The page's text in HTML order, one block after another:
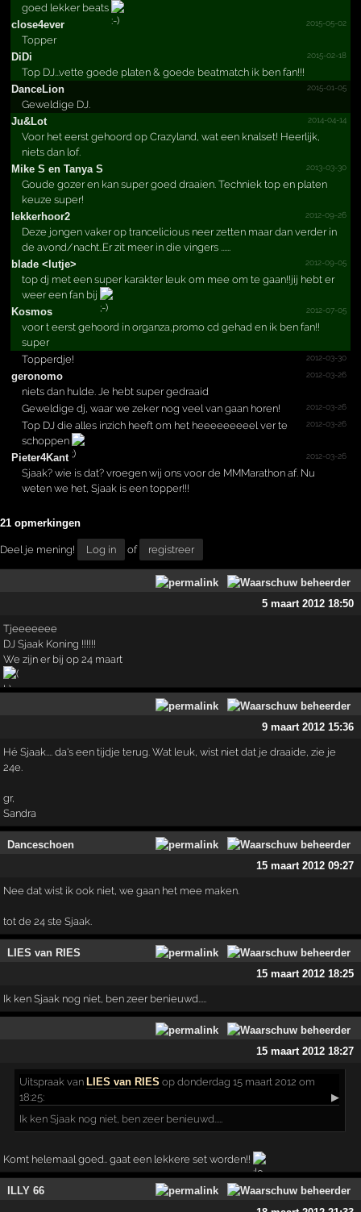
goed lekker beats
close4ever
2015-05-02
Topper
DiDi
2015-02-18
Top DJ...vette goede platen & goede beatmatch ik ben fan!!!
DanceLion
2015-01-05
Geweldige DJ.
Ju&Lot
2014-04-14
Voor het eerst gehoord op Crazyland, wat een knalset! Heerlijk,
niets dan lof.
Mike S en Tanya S
2013-03-30
Goude gozer en kan super goed draaien. Techniek top en platen
keuze super!
lekkerhoor2
2012-09-26
Deze jongen vaker op trancelicious neer zetten maar dan verder in
de avond/nacht..Er zit meer in die vingers ......
blade <lutje>
2012-09-05
top dj met een super karakter leuk om mee om te gaan!!jij hebt er
weer een fan bij
Kosmos
2012-07-05
voor t eerst gehoord in organza,promo cd gehad en ik ben fan!!
super
2012-03-30
Topperdje!
geronomo
2012-03-26
niets dan hulde. Je hebt super gedraaid
2012-03-26
Geweldige dj, waar we zeker nog veel van gaan horen!
2012-03-26
Top DJ die alles inzich heeft om het heeeeeeeeel ver te
schoppen
Pieter4Kant
2012-03-26
Sjaak? wie is dat? vroegen wij ons voor de MMMarathon af. Nu
weten we het, Sjaak is een topper!!!
21 opmerkingen
Deel je mening! Log in of registreer
5 maart 2012 18:50
Tjeeeeeee
DJ Sjaak Koning !!!!!!
We zijn er bij op 24 maart
9 maart 2012 15:36
Hé Sjaak.... da's een tijdje terug. Wat leuk, wist niet dat je draaide, zie je
24e.
gr,
Sandra
Danceschoen
15 maart 2012 09:27
Nee dat wist ik ook niet, we gaan het mee maken.
tot de 24 ste Sjaak.
LIES van RIES
15 maart 2012 18:25
Ik ken Sjaak nog niet, ben zeer benieuwd.....
15 maart 2012 18:27
Uitspraak van LIES van RIES op donderdag 15 maart 2012 om
18:25:
▶
Ik ken Sjaak nog niet, ben zeer benieuwd.....
Komt helemaal goed.. gaat een lekkere set worden!!
ILLY 66